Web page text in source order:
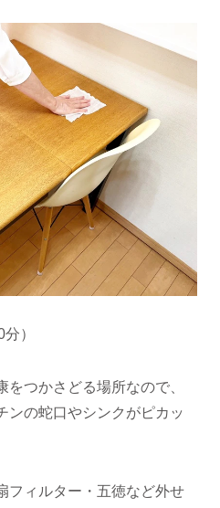
）
をつかさどる場所なので、
ンの蛇口やシンクがピカッ
フィルター・五徳など外せ